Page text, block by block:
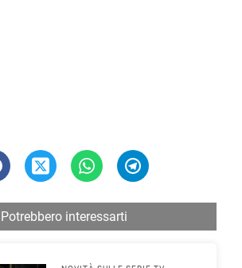
Potrebbero interessarti